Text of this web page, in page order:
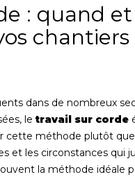
: quand
dans de nombreux
le travail sur corde
cette méthode plutôt
et les circonstances qui
la méthode idéale